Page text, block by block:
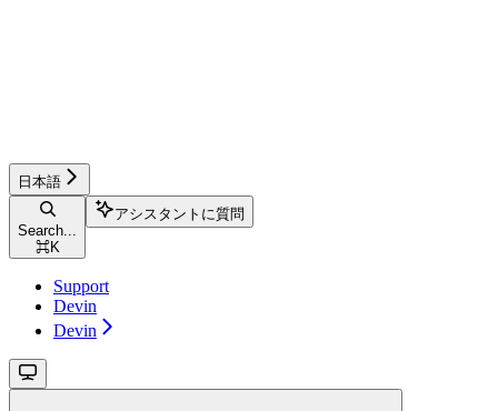
日本語
Search...
⌘K
アシスタントに質問
Support
Devin
Devin